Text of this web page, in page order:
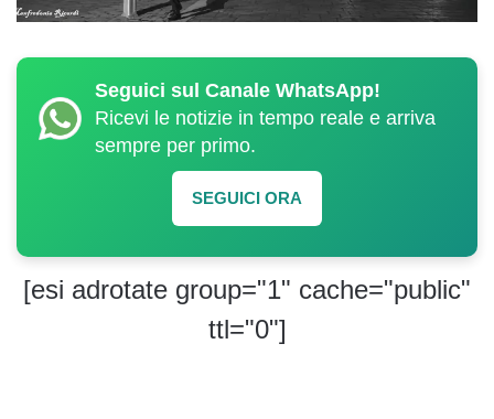
Seguici sul Canale WhatsApp!
Ricevi le notizie in tempo reale e arriva
sempre per primo.
SEGUICI ORA
[esi adrotate group="1" cache="public"
ttl="0"]